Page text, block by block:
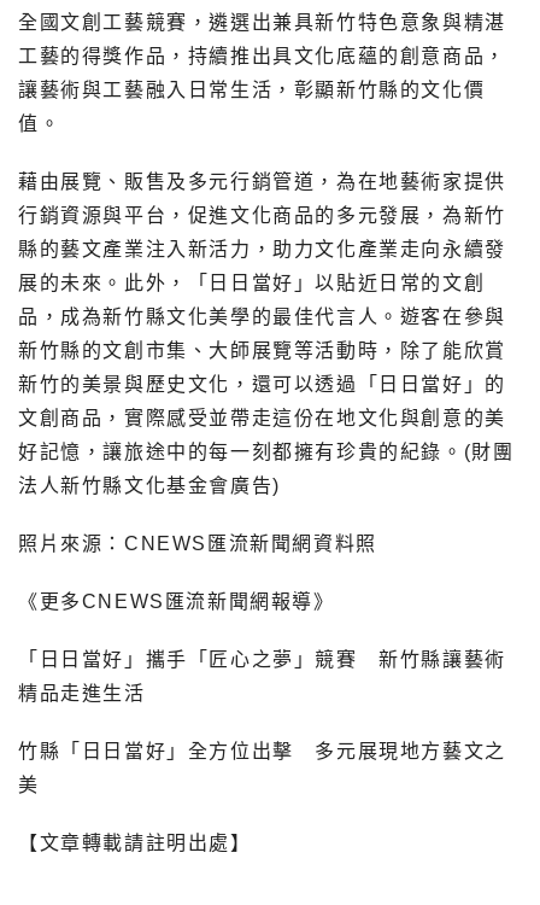
全國文創工藝競賽，遴選出兼具新竹特色意象與精湛
工藝的得獎作品，持續推出具文化底蘊的創意商品，
讓藝術與工藝融入日常生活，彰顯新竹縣的文化價
值。
藉由展覽、販售及多元行銷管道，為在地藝術家提供
行銷資源與平台，促進文化商品的多元發展，為新竹
縣的藝文產業注入新活力，助力文化產業走向永續發
展的未來。此外，「日日當好」以貼近日常的文創
品，成為新竹縣文化美學的最佳代言人。遊客在參與
新竹縣的文創市集、大師展覽等活動時，除了能欣賞
新竹的美景與歷史文化，還可以透過「日日當好」的
文創商品，實際感受並帶走這份在地文化與創意的美
好記憶，讓旅途中的每一刻都擁有珍貴的紀錄。(財團
法人新竹縣文化基金會廣告)
照片來源：CNEWS匯流新聞網資料照
《更多CNEWS匯流新聞網報導》
「日日當好」攜手「匠心之夢」競賽 新竹縣讓藝術
精品走進生活
竹縣「日日當好」全方位出擊 多元展現地方藝文之
美
【文章轉載請註明出處】